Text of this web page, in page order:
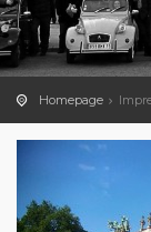
Homepage